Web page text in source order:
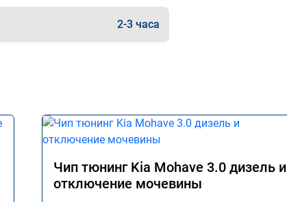
2-3 часа
Чип тюнинг Kia Mohave 3.0 дизель и
отключение мочевины